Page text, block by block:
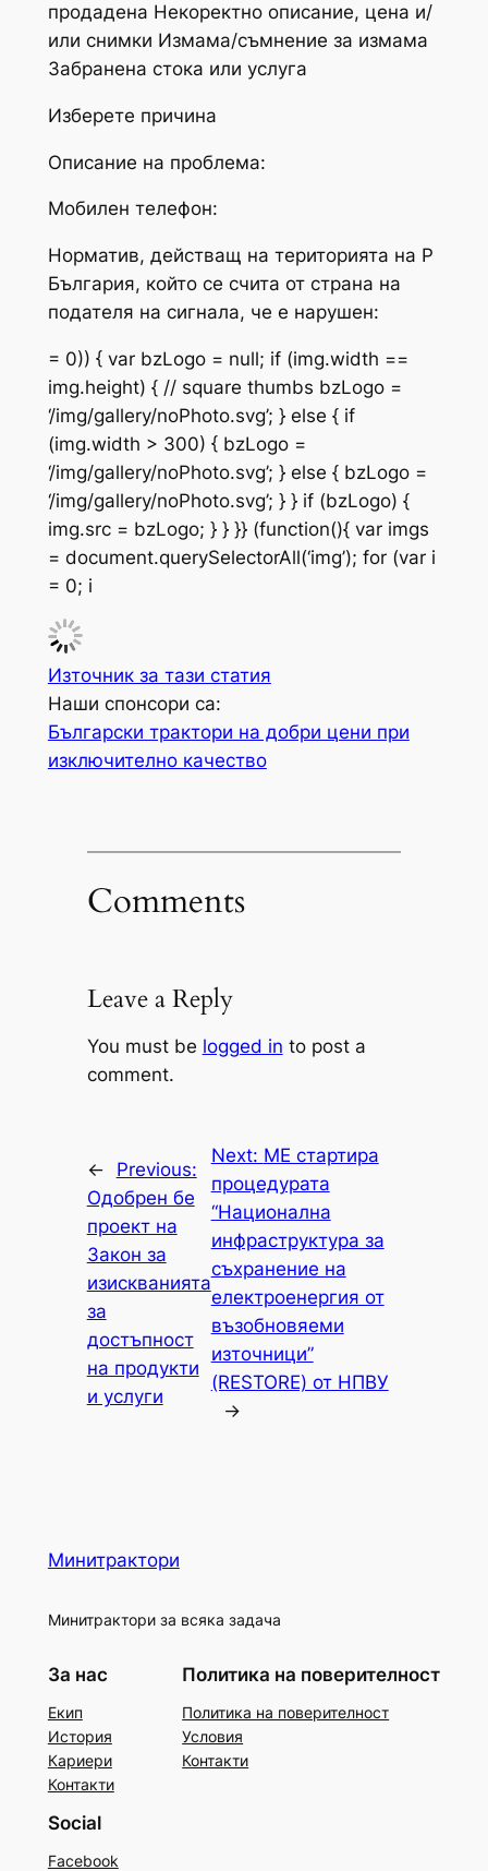
продадена Некоректно описание, цена и/
или снимки Измама/съмнение за измама
Забранена стока или услуга
Изберете причина
Описание на проблема:
Мобилен телефон:
Норматив, действащ на територията на Р
България, който се счита от страна на
подателя на сигнала, че е нарушен:
= 0)) { var bzLogo = null; if (img.width ==
img.height) { // square thumbs bzLogo =
‘/img/gallery/noPhoto.svg’; } else { if
(img.width > 300) { bzLogo =
‘/img/gallery/noPhoto.svg’; } else { bzLogo =
‘/img/gallery/noPhoto.svg’; } } if (bzLogo) {
img.src = bzLogo; } } }} (function(){ var imgs
= document.querySelectorAll(‘img’); for (var i
= 0; i
Източник за тази статия
Наши спонсори са:
Български трактори на добри цени при
изключително качество
Comments
Leave a Reply
You must be logged in to post a
comment.
←
Previous:
Одобрен бе
проект на
Закон за
изискванията
за
достъпност
на продукти
и услуги
Next: МЕ стартира
процедурата
“Национална
инфраструктура за
съхранение на
електроенергия от
възобновяеми
източници”
(RESTORE) от НПВУ
→
Минитрактори
Минитрактори за всяка задача
За нас
Екип
История
Кариери
Контакти
Политика на поверителност
Политика на поверителност
Условия
Контакти
Social
Facebook